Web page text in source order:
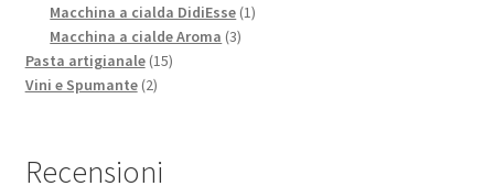
prodotti
Macchina a cialda DidiEsse 11
Macchina a cialde Aroma 33
Pasta artigianale 1515
Vini e Spumante 22
Recensioni